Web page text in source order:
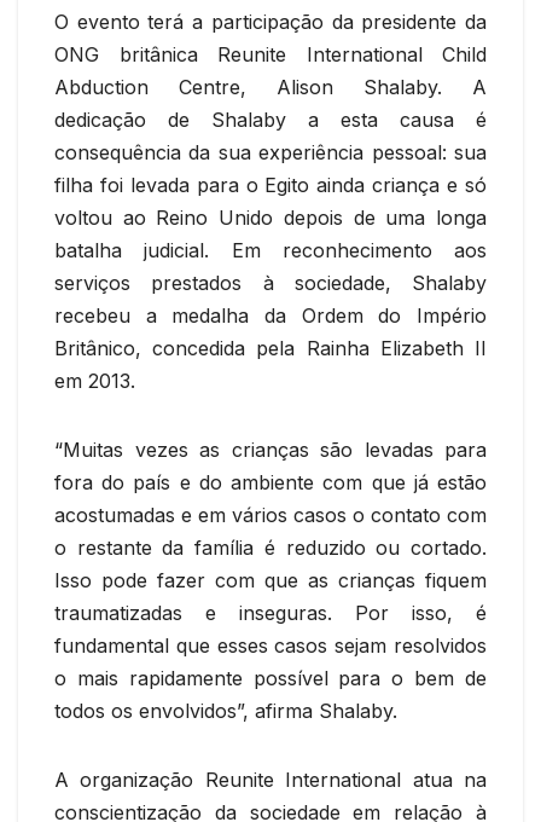
O evento terá a participação da presidente da
ONG britânica Reunite International Child
Abduction Centre, Alison Shalaby. A
dedicação de Shalaby a esta causa é
consequência da sua experiência pessoal: sua
filha foi levada para o Egito ainda criança e só
voltou ao Reino Unido depois de uma longa
batalha judicial. Em reconhecimento aos
serviços prestados à sociedade, Shalaby
recebeu a medalha da Ordem do Império
Britânico, concedida pela Rainha Elizabeth II
em 2013.
“Muitas vezes as crianças são levadas para
fora do país e do ambiente com que já estão
acostumadas e em vários casos o contato com
o restante da família é reduzido ou cortado.
Isso pode fazer com que as crianças fiquem
traumatizadas e inseguras. Por isso, é
fundamental que esses casos sejam resolvidos
o mais rapidamente possível para o bem de
todos os envolvidos”, afirma Shalaby.
A organização Reunite International atua na
conscientização da sociedade em relação à